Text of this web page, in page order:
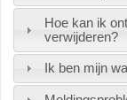
Hoe kan ik
verwijderen?
Ik ben mijn